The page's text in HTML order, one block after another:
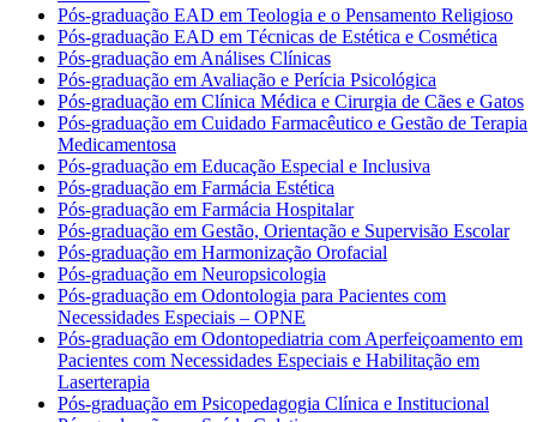
Pós-graduação EAD em Teologia e o Pensamento Religioso
Pós-graduação EAD em Técnicas de Estética e Cosmética
Pós-graduação em Análises Clínicas
Pós-graduação em Avaliação e Perícia Psicológica
Pós-graduação em Clínica Médica e Cirurgia de Cães e Gatos
Pós-graduação em Cuidado Farmacêutico e Gestão de Terapia
Medicamentosa
Pós-graduação em Educação Especial e Inclusiva
Pós-graduação em Farmácia Estética
Pós-graduação em Farmácia Hospitalar
Pós-graduação em Gestão, Orientação e Supervisão Escolar
Pós-graduação em Harmonização Orofacial
Pós-graduação em Neuropsicologia
Pós-graduação em Odontologia para Pacientes com
Necessidades Especiais – OPNE
Pós-graduação em Odontopediatria com Aperfeiçoamento em
Pacientes com Necessidades Especiais e Habilitação em
Laserterapia
Pós-graduação em Psicopedagogia Clínica e Institucional